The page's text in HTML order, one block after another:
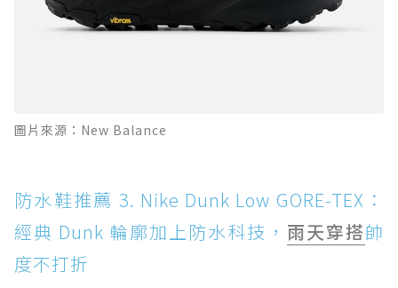
圖片來源：New Balance
防水鞋推薦 3. Nike Dunk Low GORE-TEX：
經典 Dunk 輪廓加上防水科技， 雨天穿搭帥
度不打折